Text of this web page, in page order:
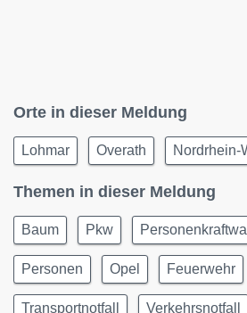
Orte in dieser Meldung
Lohmar Overath Nordrhein-
Themen in dieser Meldung
Baum Pkw
Personen Opel Feuerwehr
Transportnotfall Verkehrsnotfall